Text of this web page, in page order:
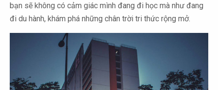
bạn sẽ không có cảm giác mình đang đi học mà như đang
đi du hành, khám phá những chân trời tri thức rộng mở.